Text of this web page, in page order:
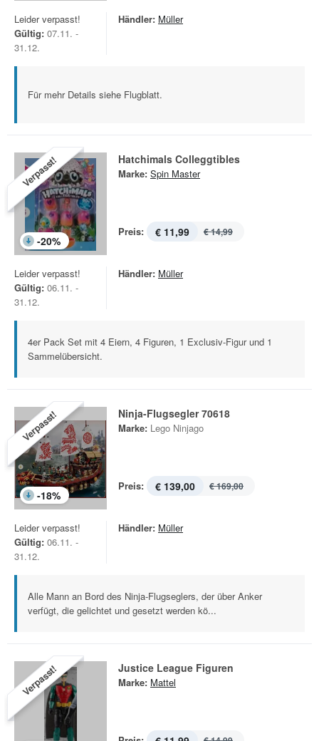
Leider verpasst!
Gültig: 07.11. -
31.12.
Händler: Müller
Für mehr Details siehe Flugblatt.
Verpasst!
-20%
Hatchimals Colleggtibles
Marke: Spin Master
Preis: € 11,99 € 14,99
Leider verpasst!
Gültig: 06.11. -
31.12.
Händler: Müller
4er Pack Set mit 4 Eiern, 4 Figuren, 1 Exclusiv-Figur und 1
Sammelübersicht.
Verpasst!
-18%
Ninja-Flugsegler 70618
Marke: Lego Ninjago
Preis: € 139,00 € 169,00
Leider verpasst!
Gültig: 06.11. -
31.12.
Händler: Müller
Alle Mann an Bord des Ninja-Flugseglers, der über Anker
verfügt, die gelichtet und gesetzt werden kö...
Verpasst! Justice League Figuren
Marke: Mattel